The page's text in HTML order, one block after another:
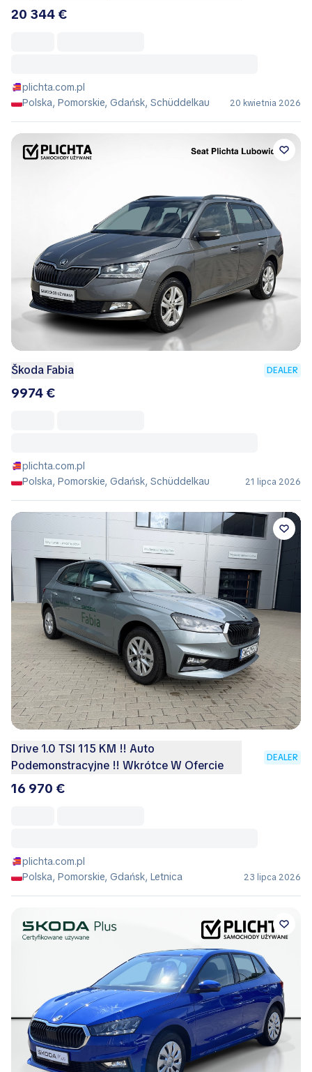
20 344 €
plichta.com.pl
Polska, Pomorskie, Gdańsk, Schüddelkau
20 kwietnia 2026
Škoda Fabia DEALER
9974 €
plichta.com.pl
Polska, Pomorskie, Gdańsk, Schüddelkau
21 lipca 2026
Drive 1.0 TSI 115 KM !! Auto
Podemonstracyjne !! Wkrótce W Ofercie
DEALER
16 970 €
plichta.com.pl
Polska, Pomorskie, Gdańsk, Letnica
23 lipca 2026